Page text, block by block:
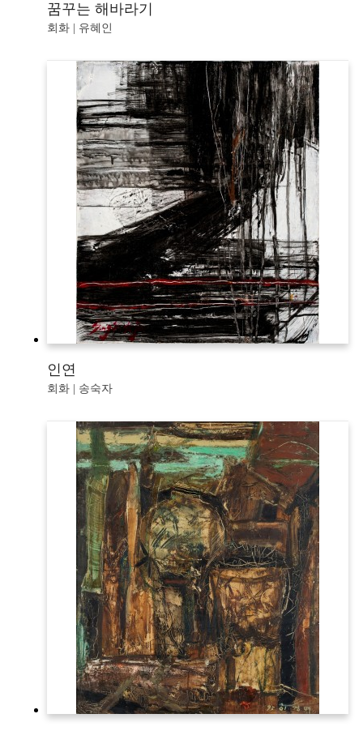
꿈꾸는 해바라기
회화 | 유혜인
인연
회화 | 송숙자